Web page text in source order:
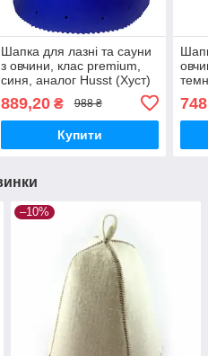
Шапка для лазні та сауни
з овчини, клас premium,
синя, аналог Husst (Хуст)
889,20₴ 988 ₴
Купити
–10%